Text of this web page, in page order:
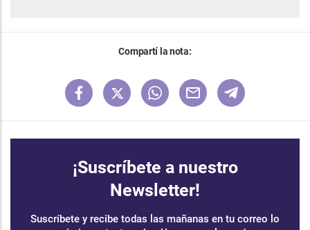
Compartí la nota:
¡Suscríbete a nuestro
Newsletter!
Suscríbete y recibe todas las mañanas en tu correo lo